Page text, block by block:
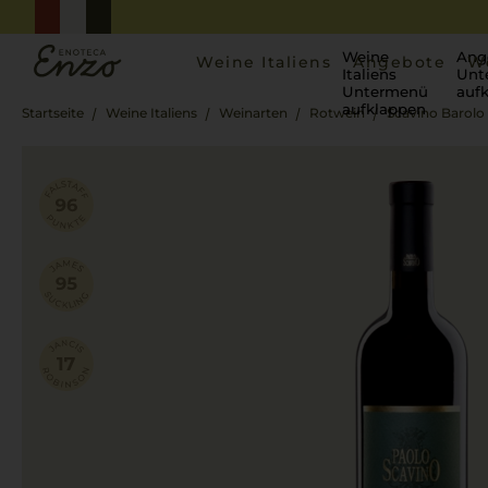
Weine Italiens
Weine
Italiens
Untermenü
aufklappen
Angebote
Startseite Weine Italiens Weinarten Rotwein Scavino Barolo